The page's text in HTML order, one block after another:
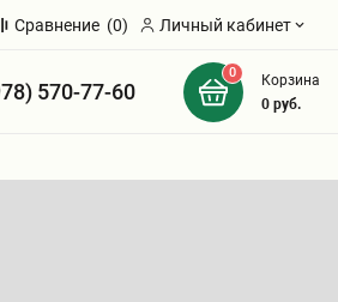
Сравнение (0) Личный кабинет
570-77-60
0
Корзина
0руб.